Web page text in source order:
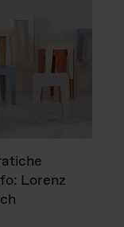
Lorenz